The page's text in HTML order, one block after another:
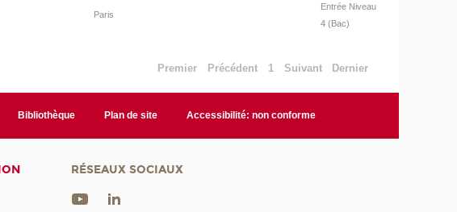
Paris
Entrée Niveau
4 (Bac)
Premier Précédent 1 Suivant Dernier
Bibliothèque Plan de site Accessibilité: non conforme
RÉSEAUX SOCIAUX